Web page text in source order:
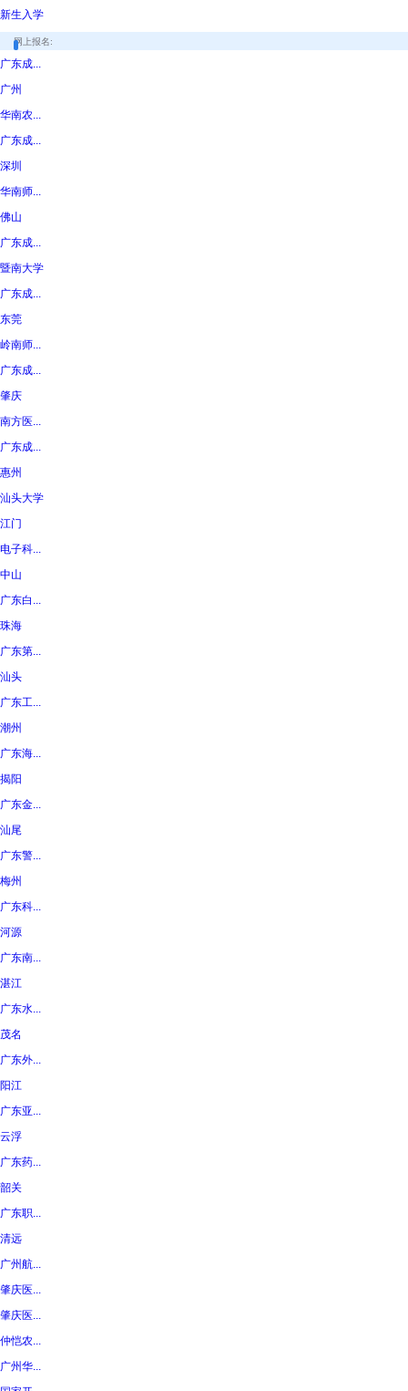
新生入学
网上报名:
广东成...
广州
华南农...
广东成...
深圳
华南师...
佛山
广东成...
暨南大学
广东成...
东莞
岭南师...
广东成...
肇庆
南方医...
广东成...
惠州
汕头大学
江门
电子科...
中山
广东白...
珠海
广东第...
汕头
广东工...
潮州
广东海...
揭阳
广东金...
汕尾
广东警...
梅州
广东科...
河源
广东南...
湛江
广东水...
茂名
广东外...
阳江
广东亚...
云浮
广东药...
韶关
广东职...
清远
广州航...
肇庆医...
肇庆医...
仲恺农...
广州华...